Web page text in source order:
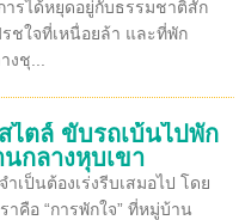
ารได้หยุดอยู่กับธรรมชาติสัก
ชใจที่เหนื่อยล้า และที่พัก
ชุ...
ไตล์ ขับรถเบ้นไปพัก
กลางหุบเขา
ำเป็นต้องเร่งรีบเสมอไป โดย
าคือ “การพักใจ” ที่หมู่บ้าน